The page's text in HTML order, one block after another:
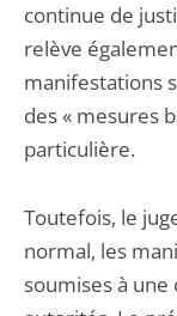
continue de
relève
manifestations
des « mesures
particulière.
Toutefois, le
normal, les
soumises à